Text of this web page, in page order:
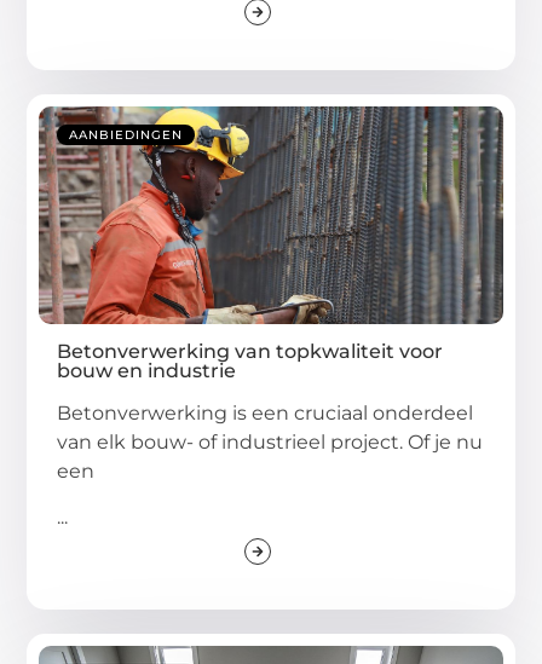
AANBIEDINGEN
Betonverwerking van topkwaliteit voor
bouw en industrie
Betonverwerking is een cruciaal onderdeel
van elk bouw- of industrieel project. Of je nu
een
...